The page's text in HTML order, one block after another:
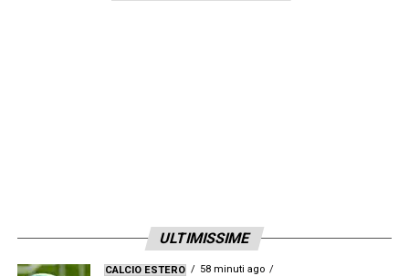
ULTIMISSIME
CALCIO ESTERO 58 minuti ago